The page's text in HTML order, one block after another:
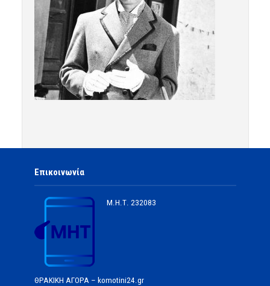
Επικοινωνία
Μ.Η.Τ. 232083
ΘΡΑΚΙΚΗ ΑΓΟΡΑ – komotini24.gr